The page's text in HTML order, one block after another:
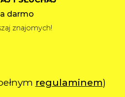
darmo
znajomych!
regulaminem)